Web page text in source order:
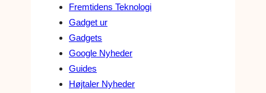
Fremtidens Teknologi
Gadget ur
Gadgets
Google Nyheder
Guides
Højtaler Nyheder